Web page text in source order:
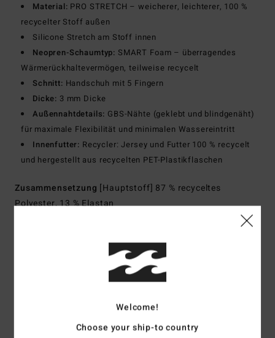
Material: PRO STRETCH – weicherer, leichterer, 100 %
recycelter Stoff außen
Silicone Stretch am Stoff innen
Neopren-Schaumtyp: SMART Foam – überragendes
Wärmerückhaltevermögen, teilweise recycelt
Schnitt: Handschuh mit 5 Fingern
Dicke: 3 mm Dicke
Außennahtdetails: GBS-Nähte (geklebt und blindgenäht)
für maximale Flexibilität und minimalen Wassereintritt
Innenfutter: Recycler: Jersey und Futter 100 % recycelt
und hergestellt aus recycelten PET-Plastikflaschen
Zusammensetzung [Hauptstoff] 87 % recyceltes
Polyester, 13 % Elastan
Versand & Rückversand
Kundenbewertungen
Welcome!
Choose your ship-to country